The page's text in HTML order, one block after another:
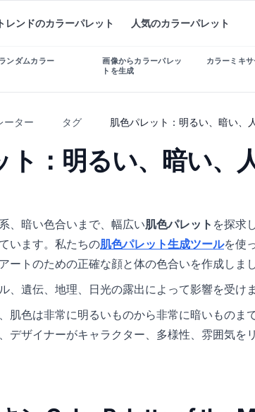
トレンドのカラーパレット 人気のカラーパレット
ランダムカラー
画像からカラーパレッ
トを生成
カラーミキ
ーター タグ 肌色パレット：明るい、暗い、
ト：明るい、暗い、
、暗い色合いまで、幅広い肌色パレット を探求
います。私たちの肌色パレット生成ツールを使
ートのための正確な顔と体の色合いを作成しまし
、遺伝、地理、日光の露出によって影響を受けま
肌色は非常に明るいものから非常に暗いものま
デザイナーがキャラクター、多様性、雰囲気を